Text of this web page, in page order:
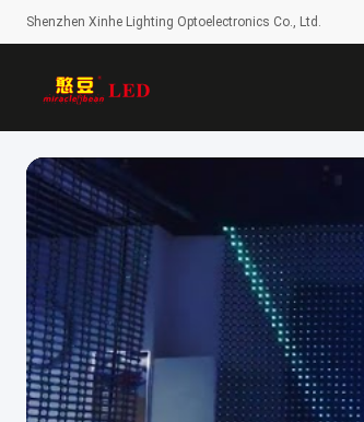
Shenzhen Xinhe Lighting Optoelectronics Co., Ltd.